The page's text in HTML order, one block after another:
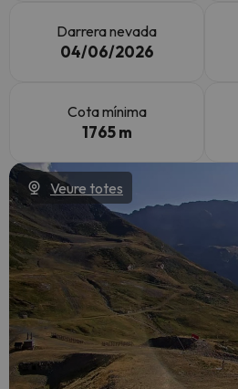
Darrera nevada
04/06/2026
Cota mínima
1765 m
Veure totes